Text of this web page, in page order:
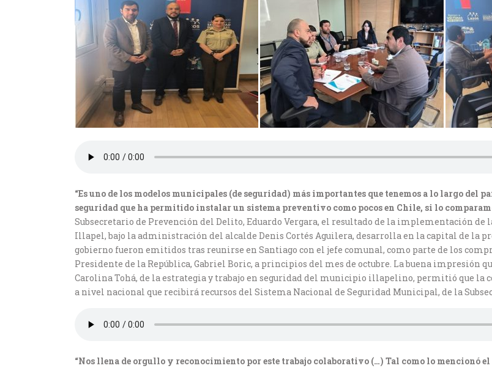
“Es uno de los modelos municipales (de seguridad) más importantes que tenemos a lo largo del
seguridad que ha permitido instalar un sistema preventivo como pocos en Chile, si lo
Subsecretario de Prevención del Delito, Eduardo Vergara, el resultado de la implementación
Illapel, bajo la administración del alcalde Denis Cortés Aguilera, desarrolla en la capital de
gobierno fueron emitidos tras reunirse en Santiago con el jefe comunal, como parte de los
Presidente de la República, Gabriel Boric, a principios del mes de octubre. La buena
Carolina Tohá, de la estrategia y trabajo en seguridad del municipio illapelino, permitió que la
a nivel nacional que recibirá recursos del Sistema Nacional de Seguridad Municipal, de la
“Nos llena de orgullo y reconocimiento por este trabajo colaborativo (…) Tal como lo mencionó